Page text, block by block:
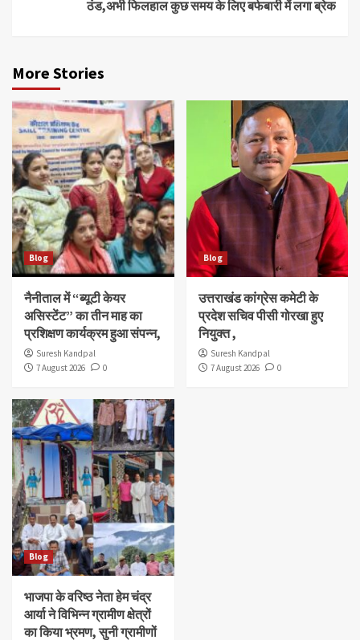
ठंड,अभी फिलहाल कुछ समय के लिए बर्फबारी में लगा ब्रेक
More Stories
Blog
नैनीताल में “ब्यूटी केयर
असिस्टेंट” का तीन माह का
प्रशिक्षण कार्यक्रम हुआ संपन्न,
Suresh Kandpal
7 August 2026
0
Blog
उत्तराखंड कांग्रेस कमेटी के
प्रदेश सचिव पीसी गोरखा हुए
नियुक्त ,
Suresh Kandpal
7 August 2026
0
Blog
भाजपा के वरिष्ठ नेता हेम चंद्र
आर्या ने विभिन्न ग्रामीण क्षेत्रों
का किया भ्रमण, सुनी ग्रामीणों